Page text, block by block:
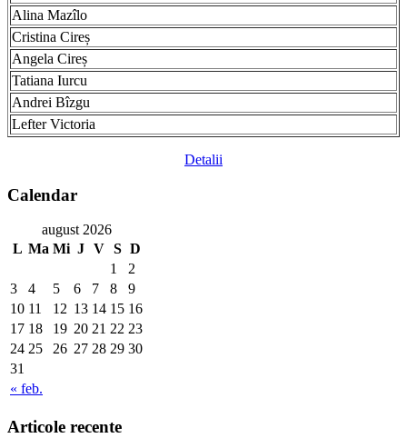
Alina Mazîlo
Cristina Cireș
Angela Cireș
Tatiana Iurcu
Andrei Bîzgu
Lefter Victoria
Detalii
Calendar
august 2026
L Ma Mi J V S D
« feb.
1
2
3
4 5 6 7 8
9
10 11 12 13 14 15 16
17 18 19 20 21 22 23
24 25 26 27 28 29 30
31
Articole recente